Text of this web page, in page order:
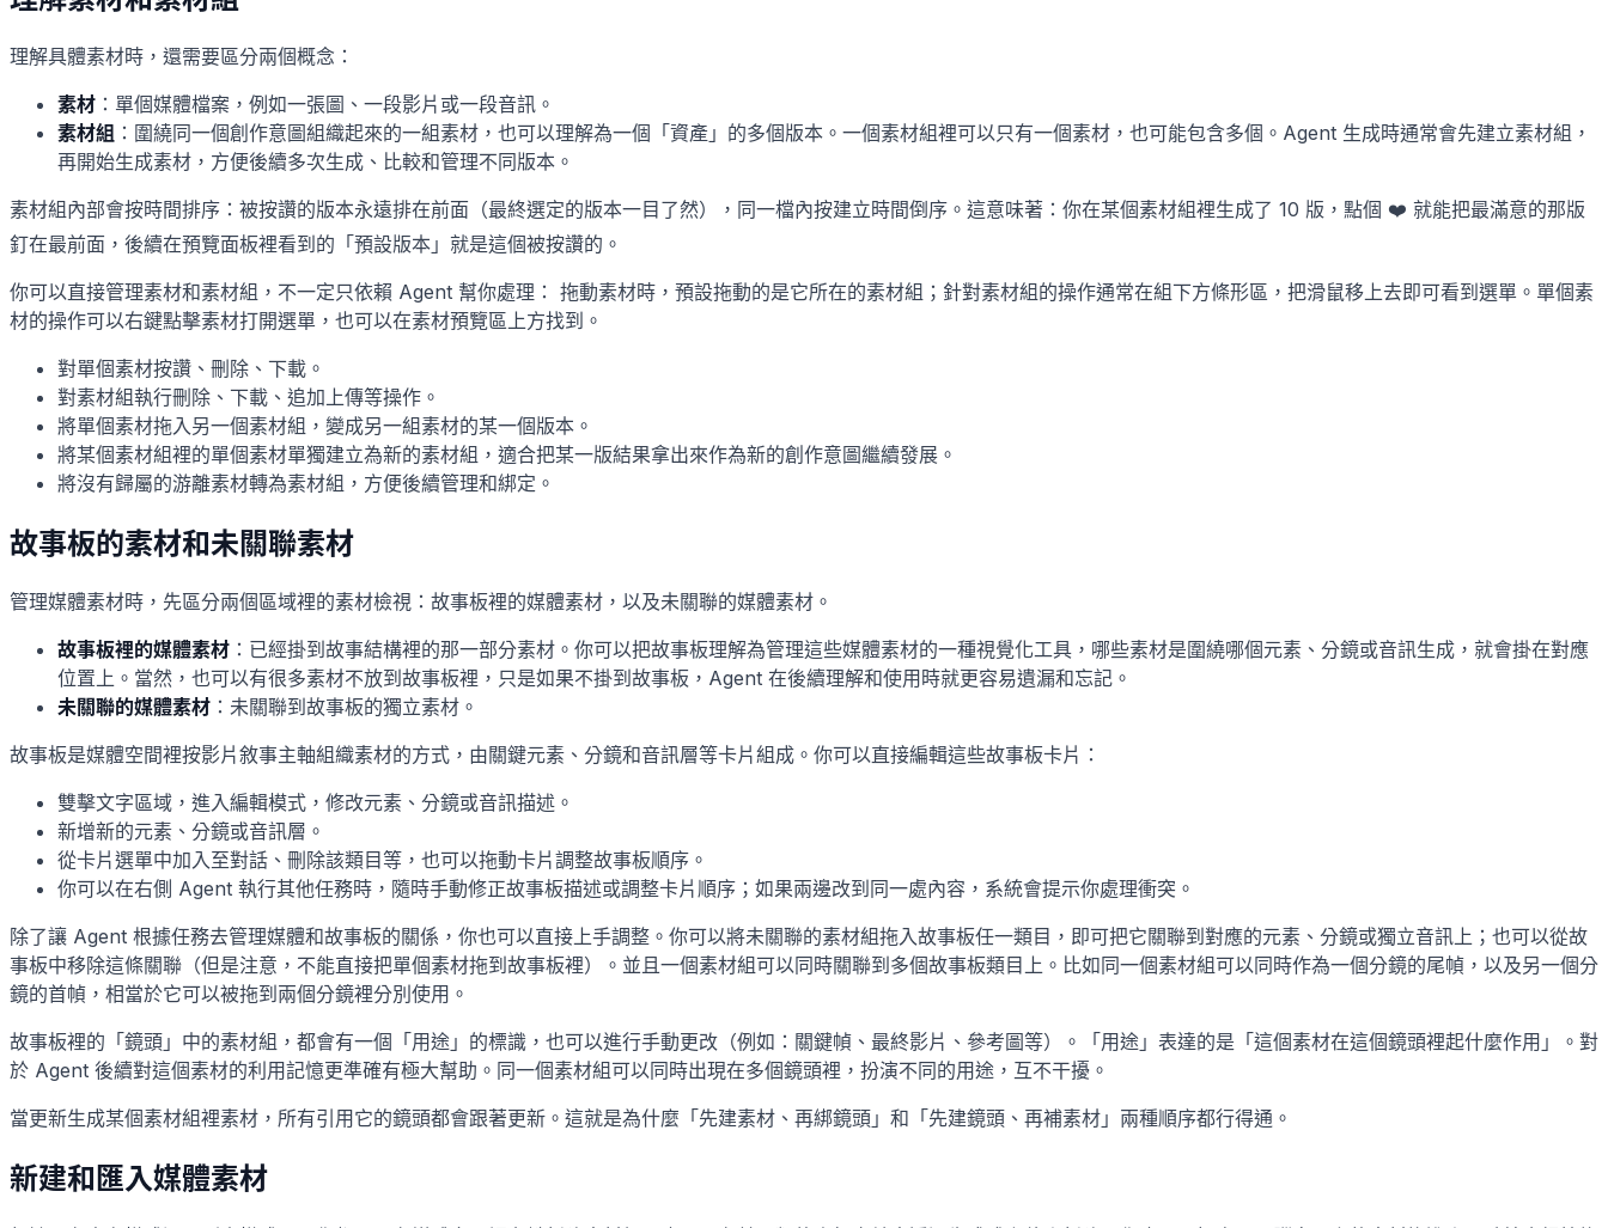
理解具體素材時，還需要區分兩個概念：
素材 ：單個媒體檔案，例如一張圖、一段影片或一段音訊。
素材組 ：圍繞同一個創作意圖組織起來的一組素材，也可以理解為一個「資產」的多個版本。一個素材組裡可以只有一個素材，也可能包含多個。Agent 生成時通常會先建立素材組，
再開始生成素材，方便後續多次生成、比較和管理不同版本。
素材組內部會按時間排序：被按讚的版本永遠排在前面（最終選定的版本一目了然），同一檔內按建立時間倒序。這意味著：你在某個素材組裡生成了 10 版，點個 ❤️ 就能把最滿意的那版
釘在最前面，後續在預覽面板裡看到的「預設版本」就是這個被按讚的。
你可以直接管理素材和素材組，不一定只依賴 Agent 幫你處理： 拖動素材時，預設拖動的是它所在的素材組；針對素材組的操作通常在組下方條形區，把滑鼠移上去即可看到選單。單個素
材的操作可以右鍵點擊素材打開選單，也可以在素材預覽區上方找到。
對單個素材按讚、刪除、下載。
對素材組執行刪除、下載、追加上傳等操作。
將單個素材拖入另一個素材組，變成另一組素材的某一個版本。
將某個素材組裡的單個素材單獨建立為新的素材組，適合把某一版結果拿出來作為新的創作意圖繼續發展。
將沒有歸屬的游離素材轉為素材組，方便後續管理和綁定。
故事板的素材和未關聯素材
管理媒體素材時，先區分兩個區域裡的素材檢視：故事板裡的媒體素材，以及未關聯的媒體素材。
故事板裡的媒體素材 ：已經掛到故事結構裡的那一部分素材。你可以把故事板理解為管理這些媒體素材的一種視覺化工具，哪些素材是圍繞哪個元素、分鏡或音訊生成，就會掛在對應
位置上。當然，也可以有很多素材不放到故事板裡，只是如果不掛到故事板，Agent 在後續理解和使用時就更容易遺漏和忘記。
未關聯的媒體素材 ：未關聯到故事板的獨立素材。
故事板是媒體空間裡按影片敘事主軸組織素材的方式，由關鍵元素、分鏡和音訊層等卡片組成。你可以直接編輯這些故事板卡片：
雙擊文字區域，進入編輯模式，修改元素、分鏡或音訊描述。
新增新的元素、分鏡或音訊層。
從卡片選單中加入至對話、刪除該類目等，也可以拖動卡片調整故事板順序。
你可以在右側 Agent 執行其他任務時，隨時手動修正故事板描述或調整卡片順序；如果兩邊改到同一處內容，系統會提示你處理衝突。
除了讓 Agent 根據任務去管理媒體和故事板的關係，你也可以直接上手調整。你可以將未關聯的素材組拖入故事板任一類目，即可把它關聯到對應的元素、分鏡或獨立音訊上；也可以從故
事板中移除這條關聯（但是注意，不能直接把單個素材拖到故事板裡）。並且一個素材組可以同時關聯到多個故事板類目上。比如同一個素材組可以同時作為一個分鏡的尾幀，以及另一個分
鏡的首幀，相當於它可以被拖到兩個分鏡裡分別使用。
故事板裡的「鏡頭」中的素材組，都會有一個「用途」的標識，也可以進行手動更改（例如：關鍵幀、最終影片、參考圖等）。「用途」表達的是「這個素材在這個鏡頭裡起什麼作用」。對
於 Agent 後續對這個素材的利用記憶更準確有極大幫助。同一個素材組可以同時出現在多個鏡頭裡，扮演不同的用途，互不干擾。
當更新生成某個素材組裡素材，所有引用它的鏡頭都會跟著更新。這就是為什麼「先建素材、再綁鏡頭」和「先建鏡頭、再補素材」兩種順序都行得通。
新建和匯入媒體素材